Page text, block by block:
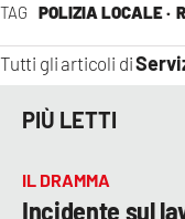
TAG POLIZIA LOCALE ·
Tutti gli articoli di
PIÙ LETTI
IL DRAMMA
Incidente sul